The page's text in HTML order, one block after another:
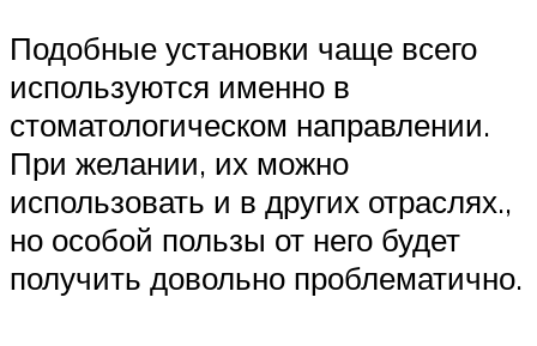
Подобные установки чаще всего
используются именно в
стоматологическом направлении.
При желании, их можно
использовать и в других отраслях.,
но особой пользы от него будет
получить довольно проблематично.